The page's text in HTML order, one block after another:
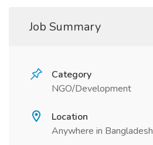
Job Summary
Category
NGO/Development
Location
Anywhere in Bangladesh